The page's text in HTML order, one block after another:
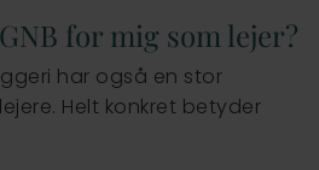
for mig som lejer?
har også en stor
Helt konkret betyder